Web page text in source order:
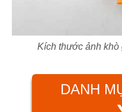
Kích thước ảnh khò
DANH